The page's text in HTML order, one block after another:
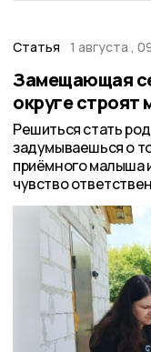
Статья 1 августа ,
Замещающая
округе строят
Решиться стать
задумываешься о
приёмного малыша
чувство